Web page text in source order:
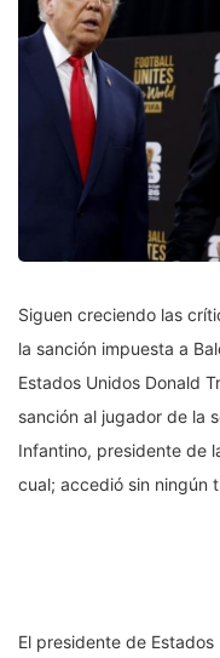
Siguen creciendo las
la sanción impuesta a
Estados Unidos Donald
sanción al jugador de la
Infantino, presidente de
cual; accedió sin ningún
El presidente de